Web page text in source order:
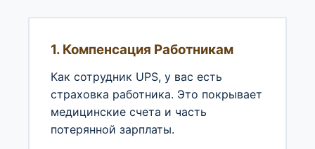
1. Компенсация Работникам
Как сотрудник UPS, у вас есть
страховка работника. Это покрывает
медицинские счета и часть
потерянной зарплаты.